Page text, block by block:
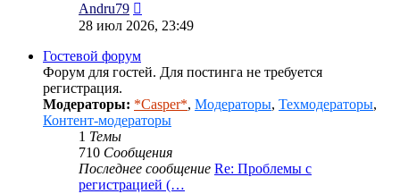
Andru79
к
28 июл 2026, 23:49
Гостевой форум
Форум для гостей. Для постинга не требуется
регистрация.
Модераторы: *Casper*, Модераторы, Техмодераторы,
Контент-модераторы
1 Темы
710 Сообщения
Последнее сообщение Re: Проблемы с
регистрацией (…